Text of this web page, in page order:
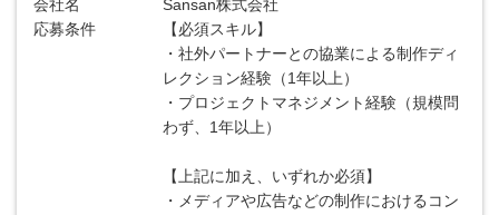
会社名
Sansan株式会社
応募条件
【必須スキル】
・社外パートナーとの協業による制作ディ
レクション経験（1年以上）
・プロジェクトマネジメント経験（規模問
わず、1年以上）
【上記に加え、いずれか必須】
・メディアや広告などの制作におけるコン